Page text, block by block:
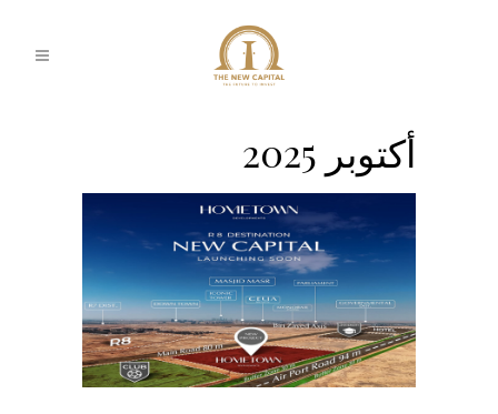
أكتوبر 2025